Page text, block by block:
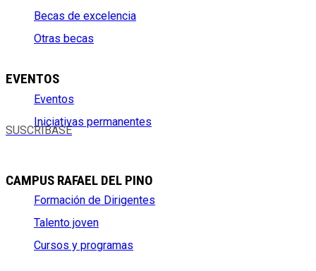
Becas de excelencia
Otras becas
EVENTOS
Eventos
Iniciativas permanentes
SUSCRÍBASE
CAMPUS RAFAEL DEL PINO
Formación de Dirigentes
Talento joven
Cursos y programas